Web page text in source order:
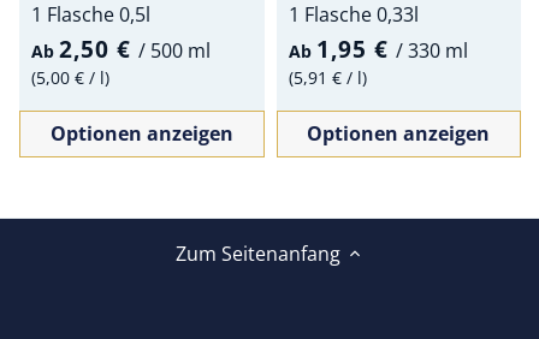
1 Flasche 0,5l
Ab 2,50 € / 500 ml
5,00 € / l
Optionen anzeigen
1 Flasche 0,33l
Ab 1,95 € /330 ml
5,91 € / l
Optionen anzeigen
Zum Seitenanfang